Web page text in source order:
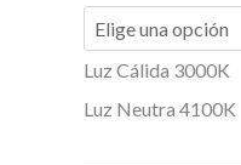
Luz Cálida 3000K
Luz Neutra 4100K